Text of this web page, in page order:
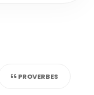
PROVERBES